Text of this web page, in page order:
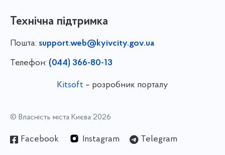
Технічна підтримка
Пошта: support.web@kyivcity.gov.ua
Телефон: (044) 366-80-13
Kitsoft – розробник порталу
© Власність міста Києва 2026
Facebook Instagram Telegram